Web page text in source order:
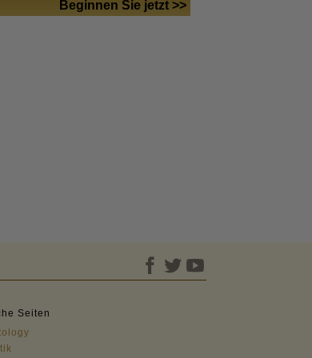
Beginnen Sie jetzt >>
Seiten